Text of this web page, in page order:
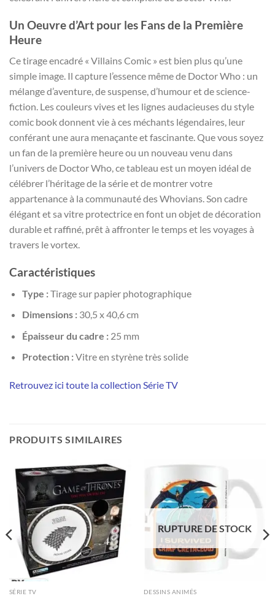
Un Oeuvre d’Art pour les Fans de la Première
Heure
Ce tirage encadré « Villains Comic » est bien plus qu’une
simple image. Il capture l’essence même de Doctor Who : un
mélange d’aventure, de suspense, d’humour et de science-
fiction. Les couleurs vives et les lignes audacieuses du style
comic book donnent vie à ces méchants légendaires, leur
conférant une aura menaçante et fascinante. Que vous soyez
un fan de la première heure ou un nouveau venu dans
l’univers de Doctor Who, ce tableau est un moyen idéal de
célébrer l’héritage de la série et de montrer votre
appartenance à la communauté des Whovians. Son cadre
élégant et sa vitre protectrice en font un objet de décoration
durable et raffiné, prêt à affronter le temps et les voyages à
travers le vortex.
Caractéristiques
Type :Tirage sur papier photographique
Dimensions :30,5 x 40,6 cm
Épaisseur du cadre :25 mm
Protection :Vitre en styrène très solide
Retrouvez ici toute la collection Série TV
PRODUITS SIMILAIRES
SÉRIE TV
RUPTURE DE STOCK
DESSINS ANIMÉS